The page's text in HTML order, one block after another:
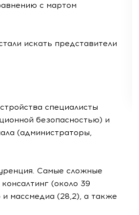
с мартом
искать представители
специалисты
безопасностью) и
(администраторы,
Самые сложные
(около 39
массмедиа (28,2), а также